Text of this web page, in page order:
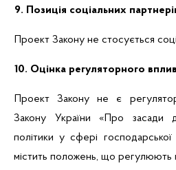
9. Позиція соціальних
Проект Закону не стосується
10. Оцінка регуляторного
Проект Закону не є
Закону України «Про засади
політики у сфері господарської
містить положень, що регулюють